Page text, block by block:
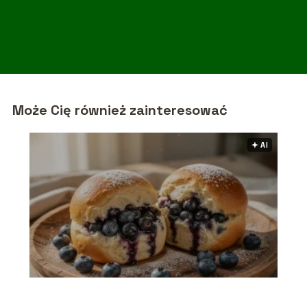
Może Cię również zainteresować
🟅 AI